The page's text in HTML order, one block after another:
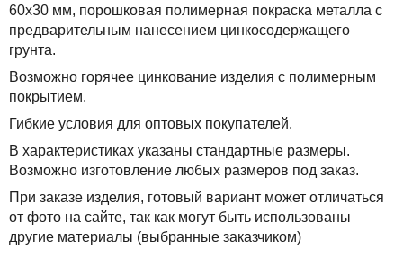
60х30 мм, порошковая полимерная покраска металла с
предварительным нанесением цинкосодержащего
грунта.
Возможно горячее цинкование изделия с полимерным
покрытием.
Гибкие условия для оптовых покупателей.
В характеристиках указаны стандартные размеры.
Возможно изготовление любых размеров под заказ.
При заказе изделия, готовый вариант может отличаться
от фото на сайте, так как могут быть использованы
другие материалы (выбранные заказчиком)